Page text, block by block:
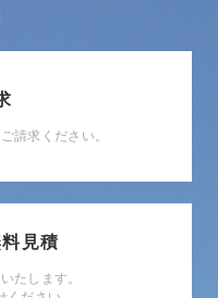
請求ください。
見積
たします。